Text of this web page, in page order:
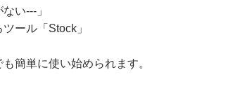
い---」
ール「Stock」
簡単に使い始められます。